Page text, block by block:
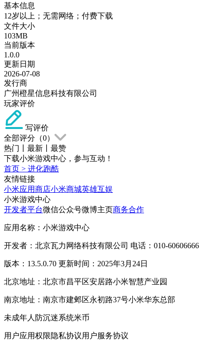
基本信息
12岁以上；无需网络；付费下载
文件大小
103MB
当前版本
1.0.0
更新日期
2026-07-08
发行商
广州橙星信息科技有限公司
玩家评价
写评价
全部评分（0）
热门
最新
最赞
下载小米游戏中心，参与互动！
首页 > 进化跑酷
友情链接
小米应用商店小米商城英雄互娱
小米游戏中心
开发者平台微信公众号微博主页商务合作
应用名称：小米游戏中心
开发者：北京瓦力网络科技有限公司 电话：010-60606666
版本：13.5.0.70 更新时间：2025年3月24日
北京地址：北京市昌平区安居路小米智慧产业园
南京地址：南京市建邺区永初路37号小米华东总部
未成年人防沉迷系统米币
用户应用权限隐私协议用户服务协议